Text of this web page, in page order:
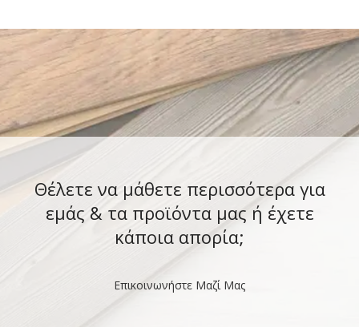
Θέλετε να μάθετε περισσότερα για
εμάς & τα προϊόντα μας ή έχετε
κάποια απορία;
Επικοινωνήστε Μαζί Μας